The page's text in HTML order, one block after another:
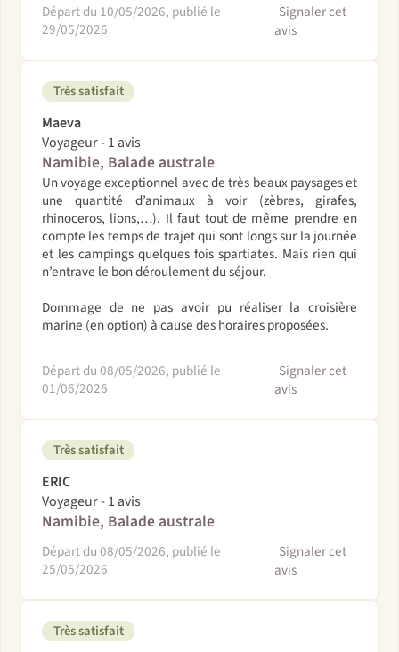
Départ du 10/05/2026, publié le
29/05/2026
Signaler cet
avis
Très satisfait
Maeva
Voyageur - 1 avis
Namibie, Balade australe
Un voyage exceptionnel avec de très beaux paysages et
une quantité d’animaux à voir (zèbres, girafes,
rhinoceros, lions,…). Il faut tout de même prendre en
compte les temps de trajet qui sont longs sur la journée
et les campings quelques fois spartiates. Mais rien qui
n’entrave le bon déroulement du séjour.
Dommage de ne pas avoir pu réaliser la croisière
marine (en option) à cause des horaires proposées.
Départ du 08/05/2026, publié le
01/06/2026
Signaler cet
avis
Très satisfait
ERIC
Voyageur - 1 avis
Namibie, Balade australe
Départ du 08/05/2026, publié le
25/05/2026
Signaler cet
avis
Très satisfait